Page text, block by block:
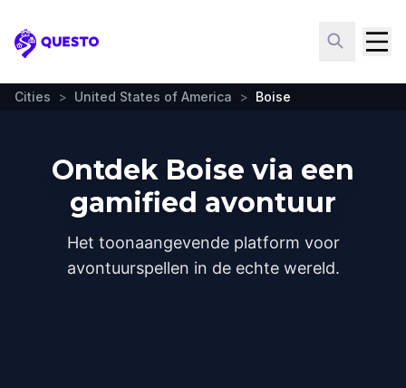
Questo
Cities > United States of America > Boise
Ontdek Boise via een
gamified avontuur
Het toonaangevende platform voor
avontuurspellen in de echte wereld.